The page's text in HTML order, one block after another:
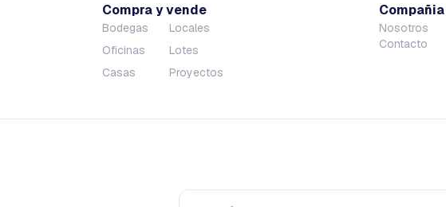
Compra y vende
Bodegas
Locales
Oficinas
Lotes
Casas
Proyectos
Compañia
Nosotros
Contacto